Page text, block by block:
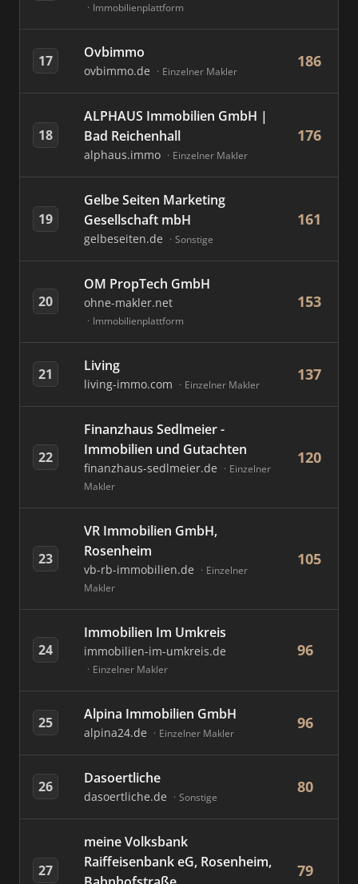
Immobilienplattform
17 Ovbimmo
ovbimmo.de Einzelner Makler
186
18
ALPHAUS Immobilien GmbH |
Bad Reichenhall
alphaus.immo Einzelner Makler
176
19
Gelbe Seiten Marketing
Gesellschaft mbH
gelbeseiten.de Sonstige
161
20
OM PropTech GmbH
ohne-makler.net
Immobilienplattform
153
21 Living
living-immo.com Einzelner Makler
137
22
Finanzhaus Sedlmeier -
Immobilien und Gutachten
finanzhaus-sedlmeier.de
Einzelner
Makler
120
23
VR Immobilien GmbH,
Rosenheim
vb-rb-immobilien.de
Einzelner
Makler
105
24
Immobilien Im Umkreis
immobilien-im-umkreis.de
Einzelner Makler
96
25 Alpina Immobilien GmbH
alpina24.de Einzelner Makler
96
26 Dasoertliche
dasoertliche.de Sonstige
80
27
meine Volksbank
Raiffeisenbank eG, Rosenheim,
79